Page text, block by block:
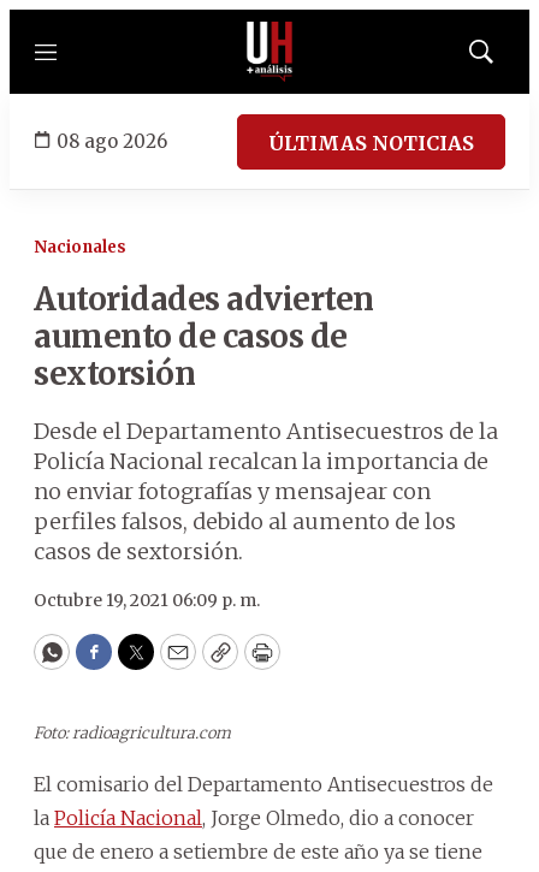
Menú
Mostrar
08 ago 2026 ÚLTIMAS NOTICIAS
Nacionales
Autoridades advierten
aumento de casos de
sextorsión
Desde el Departamento Antisecuestros de la
Policía Nacional recalcan la importancia de
no enviar fotografías y mensajear con
perfiles falsos, debido al aumento de los
casos de sextorsión.
Octubre 19, 2021 06:09 p. m.
WhatsApp
Facebook
Twitter
EmailCopyPrint
Foto: radioagricultura.com
El comisario del Departamento Antisecuestros de
la Policía Nacional, Jorge Olmedo, dio a conocer
que de enero a setiembre de este año ya se tiene